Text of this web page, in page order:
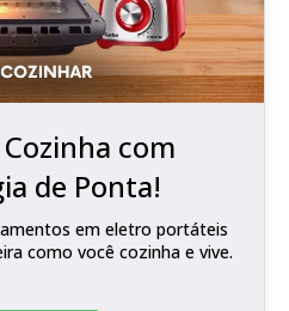
com
de Ponta!
em eletro portáteis
como você cozinha e vive.